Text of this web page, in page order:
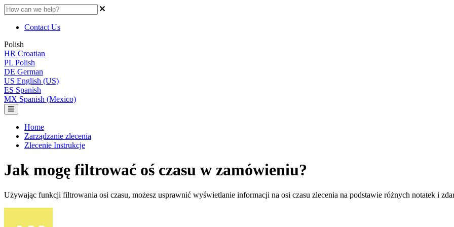
Contact Us
Polish
HR Croatian
PL Polish
DE German
US English (US)
ES Spanish
MX Spanish (Mexico)
Home
Zarządzanie zlecenia
Zlecenie Instrukcje
Jak mogę filtrować oś czasu w zamówieniu?
Używając funkcji filtrowania osi czasu, możesz usprawnić wyświetlanie informacji na osi czasu zlecenia na podstawie różnych notatek i